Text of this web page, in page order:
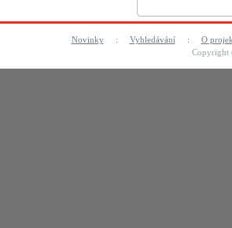
Novinky: Vyhledávání: O
Copyright